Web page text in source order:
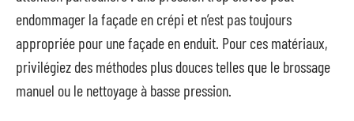
endommager la façade en crépi et n’est pas toujours
appropriée pour une façade en enduit. Pour ces matériaux,
privilégiez des méthodes plus douces telles que le brossage
manuel ou le nettoyage à basse pression.